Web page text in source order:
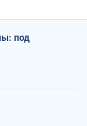
под